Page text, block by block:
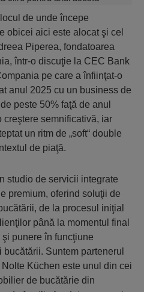
de unde începe
obicei aici este alocat şi cel
Piperea, fondatoarea
într-o discuţie la CEC Bank
pe care a înfiinţat-o
anul 2025 cu un business de
peste 50% faţă de anul
creştere semnificativă, iar
un ritm de „soft“ double
de piaţă.
studio de servicii integrate
premium, oferind soluţii de
de la procesul iniţial
până la momentul final
punere în funcţiune
Suntem parte­nerul
Küchen este unul din cei
de bucătărie din